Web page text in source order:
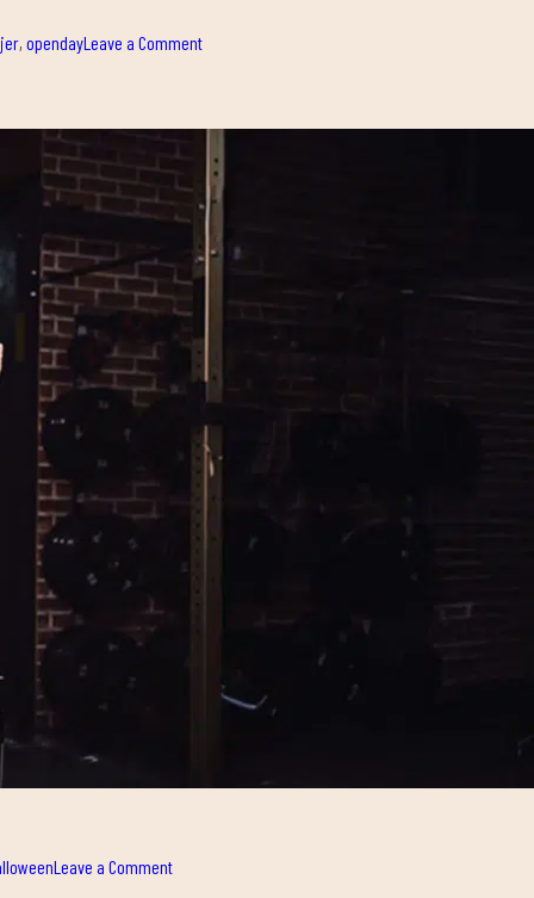
, opendayLeave a Commenton
SUMMER
EDITION!
Leave a Commenton